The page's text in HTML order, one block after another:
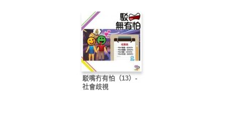
駁嘴冇有怕（13）-
社會歧視